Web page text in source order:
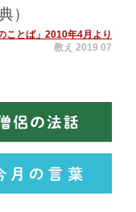
）
ことば」2010年4月より
教え 2019 07